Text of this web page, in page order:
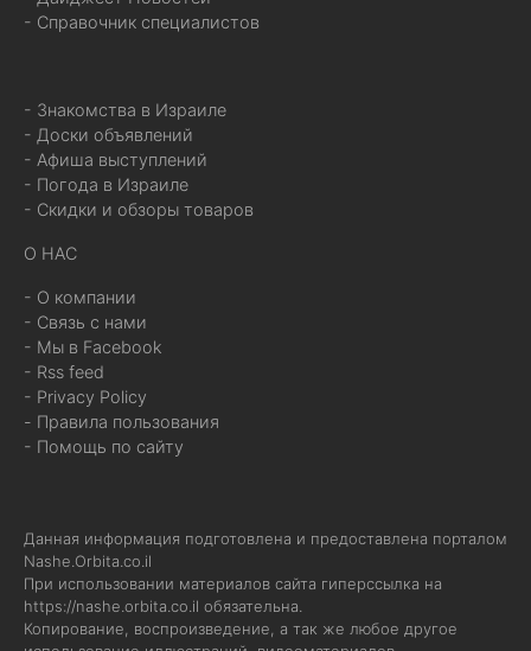
- Справочник специалистов
- Знакомства в Израиле
- Доски объявлений
- Афиша выступлений
- Погода в Израиле
- Скидки и обзоры товаров
О НАС
- О компании
- Связь с нами
- Мы в Facebook
- Rss feed
- Privacy Policy
- Правила пользования
- Помощь по сайту
Данная информация подготовлена и предоставлена порталом
Nashe.Orbita.co.il
При использовании материалов сайта гиперссылка на
https://nashe.orbita.co.il обязательна.
Копирование, воспроизведение, а так же любое другое